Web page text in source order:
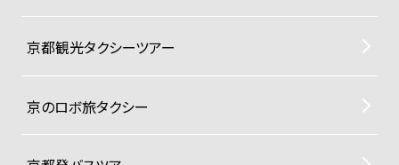
京都観光タクシーツアー
京のロボ旅タクシー